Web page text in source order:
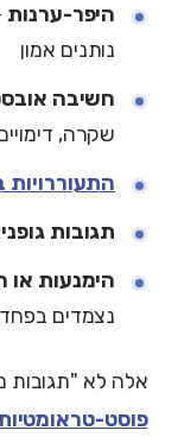
היפר-ערנות
נותנים אמון
חשיבה
שקרה,
התעוררויות
תגובות
הימנעות או
נצמדים בפחד
אלה לא "תגובות
פוסט-